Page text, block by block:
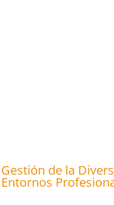
Gestión de la
Entornos